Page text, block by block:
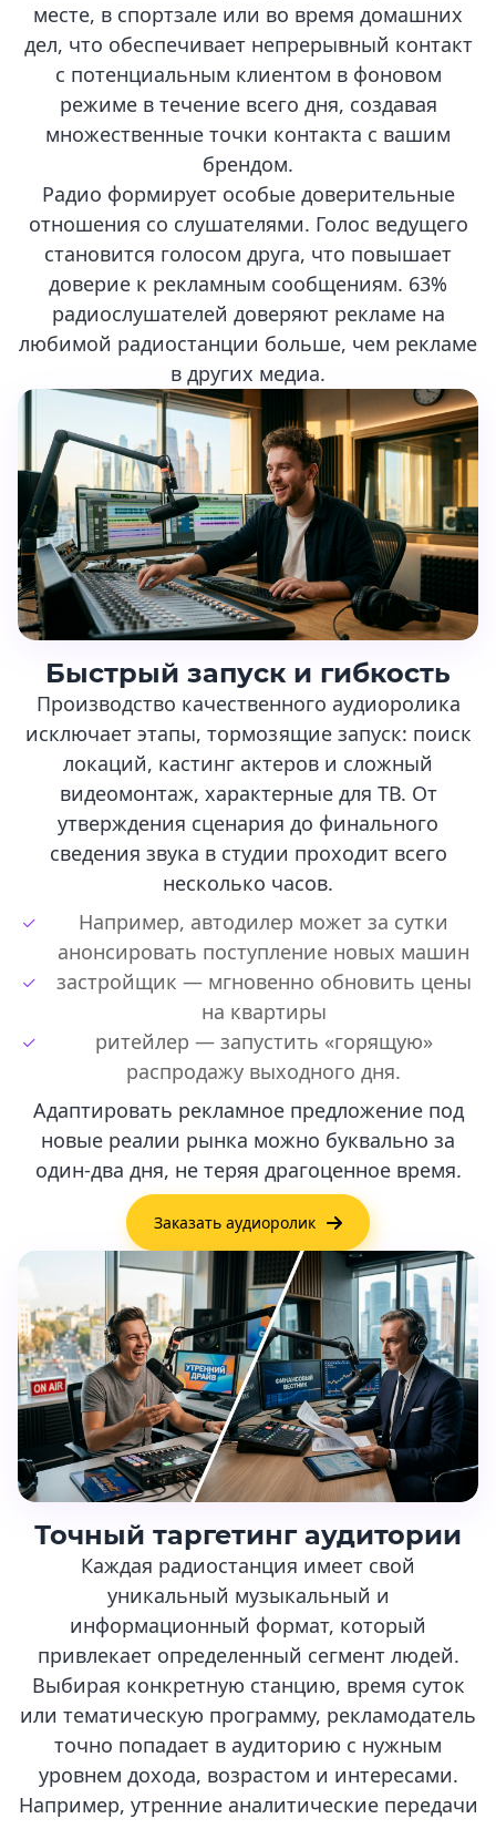
месте, в спортзале или во время домашних
дел, что обеспечивает непрерывный контакт
с потенциальным клиентом в фоновом
режиме в течение всего дня, создавая
множественные точки контакта с вашим
брендом.
Радио формирует особые доверительные
отношения со слушателями. Голос ведущего
становится голосом друга, что повышает
доверие к рекламным сообщениям. 63%
радиослушателей доверяют рекламе на
любимой радиостанции больше, чем рекламе
в других медиа.
Быстрый запуск и гибкость
Производство качественного аудиоролика
исключает этапы, тормозящие запуск: поиск
локаций, кастинг актеров и сложный
видеомонтаж, характерные для ТВ. От
утверждения сценария до финального
сведения звука в студии проходит всего
несколько часов.
Например, автодилер может за сутки
анонсировать поступление новых машин
застройщик — мгновенно обновить цены
на квартиры
ритейлер — запустить «горящую»
распродажу выходного дня.
Адаптировать рекламное предложение под
новые реалии рынка можно буквально за
один-два дня, не теряя драгоценное время.
Заказать аудиоролик
Точный таргетинг аудитории
Каждая радиостанция имеет свой
уникальный музыкальный и
информационный формат, который
привлекает определенный сегмент людей.
Выбирая конкретную станцию, время суток
или тематическую программу, рекламодатель
точно попадает в аудиторию с нужным
уровнем дохода, возрастом и интересами.
Например, утренние аналитические передачи